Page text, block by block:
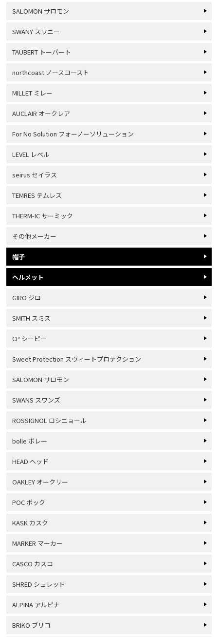
SALOMON サロモン
SWANY スワニー
TAUBERT トーバート
northcoast ノースコースト
MILLET ミレー
AUCLAIR オークレア
For No Solution フォーノーソリューション
LEVEL レベル
seirus セイラス
TEMRES テムレス
THERM-IC サーミック
その他メーカー
帽子
ヘルメット
GIRO ジロ
SMITH スミス
CP シーピー
Sweet Protection スウィートプロテクション
SALOMON サロモン
SWANS スワンズ
ROSSIGNOL ロシニョール
bolle ボレー
HEAD ヘッド
OAKLEY オークリー
POC ポック
KASK カスク
MARKER マーカー
CASCO カスコ
SHRED シュレッド
ALPINA アルピナ
BRIKO ブリコ